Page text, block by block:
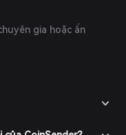
gia hoặc ấn